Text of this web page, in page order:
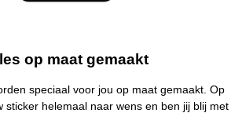
op maat gemaakt
speciaal voor jou op maat gemaakt. Op
sticker helemaal naar wens en ben jij blij met